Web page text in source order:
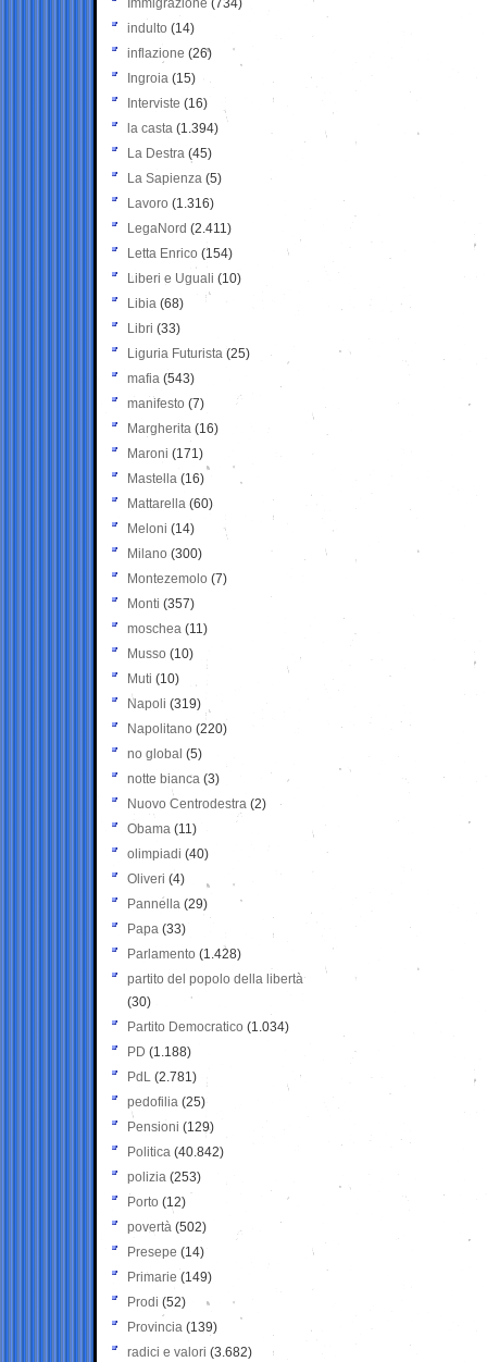
Immigrazione (734)
indulto (14)
inflazione (26)
Ingroia (15)
Interviste (16)
la casta (1.394)
La Destra (45)
La Sapienza (5)
Lavoro (1.316)
LegaNord (2.411)
Letta Enrico (154)
Liberi e Uguali (10)
Libia (68)
Libri (33)
Liguria Futurista (25)
mafia (543)
manifesto (7)
Margherita (16)
Maroni (171)
Mastella (16)
Mattarella (60)
Meloni (14)
Milano (300)
Montezemolo (7)
Monti (357)
moschea (11)
Musso (10)
Muti (10)
Napoli (319)
Napolitano (220)
no global (5)
notte bianca (3)
Nuovo Centrodestra (2)
Obama (11)
olimpiadi (40)
Oliveri (4)
Pannella (29)
Papa (33)
Parlamento (1.428)
partito del popolo della libertà
(30)
Partito Democratico (1.034)
PD (1.188)
PdL (2.781)
pedofilia (25)
Pensioni (129)
Politica (40.842)
polizia (253)
Porto (12)
povertà (502)
Presepe (14)
Primarie (149)
Prodi (52)
Provincia (139)
radici e valori (3.682)